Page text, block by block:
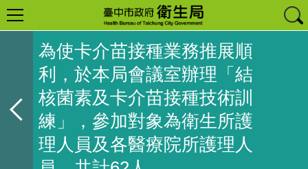
為使卡介苗接種業務推展順
利，於本局會議室辦理「結
核菌素及卡介苗接種技術訓
練」，參加對象為衛生所護
理人員及各醫療院所護理人